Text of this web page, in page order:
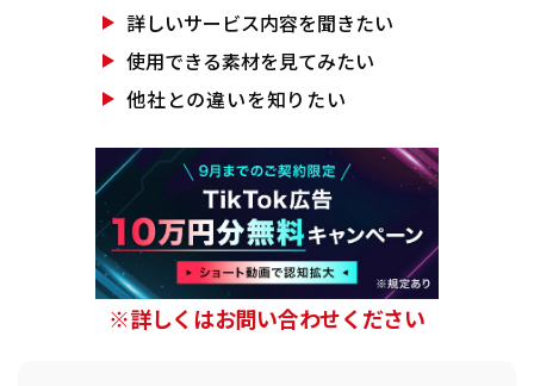
詳しいサービス内容を聞きたい
使用できる素材を見てみたい
他社との違いを知りたい
※詳しくはお問い合わせください